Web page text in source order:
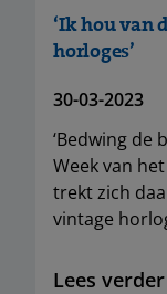
‘Ik hou van
horloges’
30-03-2023
‘Bedwing de
Week van
trekt zich
vintage
Lees verder